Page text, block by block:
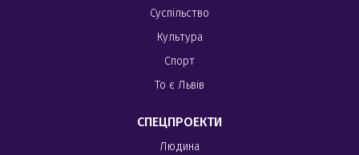
Суспільство
Культура
Спорт
То є Львів
СПЕЦПРОЕКТИ
Людина